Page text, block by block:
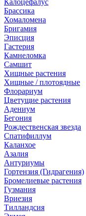
Калоцефалус
Брассика
Хомаломена
Бригамия
Эписция
Гастерия
Камнеломка
Самшит
Хищные растения
Хищные / плотоядные
Флорариум
Цветущие растения
Адениум
Бегония
Рождественская звезда
Спатифиллум
Каланхое
Азалия
Антуриумы
Гортензия (Гидрагения)
Бромелиевые растения
Гузмания
Вриезия
Тилландсия